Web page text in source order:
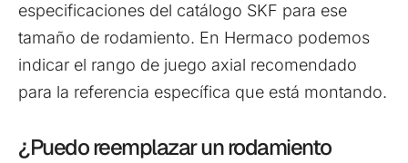
especificaciones del catálogo SKF para ese
tamaño de rodamiento. En Hermaco podemos
indicar el rango de juego axial recomendado
para la referencia específica que está montando.
¿Puedo reemplazar un rodamiento